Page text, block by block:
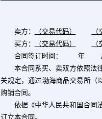
卖方： （交易代码）
买方：
（交易代码）
合同签订时间： 年
本合同系买、卖双方依照法律
关规定，通过渤海商品交易所（
购销合同。
依据《中华人民共和国合同法
订立本合同。